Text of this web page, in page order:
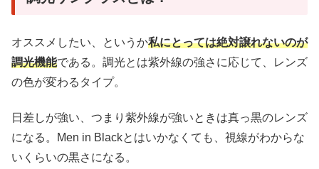
オススメしたい、というか私にとっては絶対譲れないのが
調光機能である。調光とは紫外線の強さに応じて、レンズ
の色が変わるタイプ。
日差しが強い、つまり紫外線が強いときは真っ黒のレンズ
になる。Men in Blackとはいかなくても、視線がわからな
いくらいの黒さになる。